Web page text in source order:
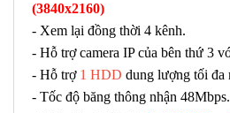
(3840x2160)
- Xem lại đồng thời 4 kênh.
- Hỗ trợ camera IP của bên thứ 3
- Hỗ trợ 1 HDD dung lượng tối đa
- Tốc độ băng thông nhận 48Mbps.